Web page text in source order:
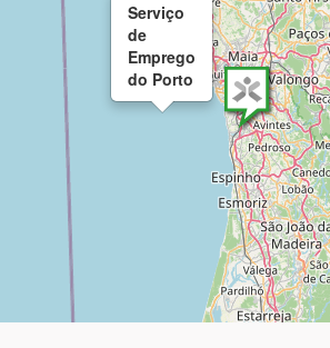
Serviço
de
Emprego
do Porto